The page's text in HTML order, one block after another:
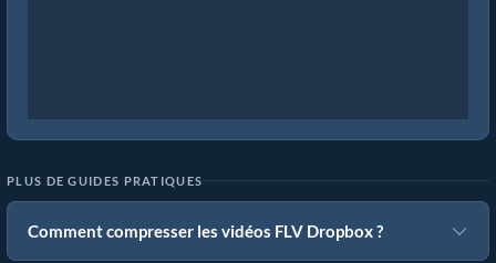
PLUS DE GUIDES PRATIQUES
Comment compresser les vidéos FLV Dropbox ?